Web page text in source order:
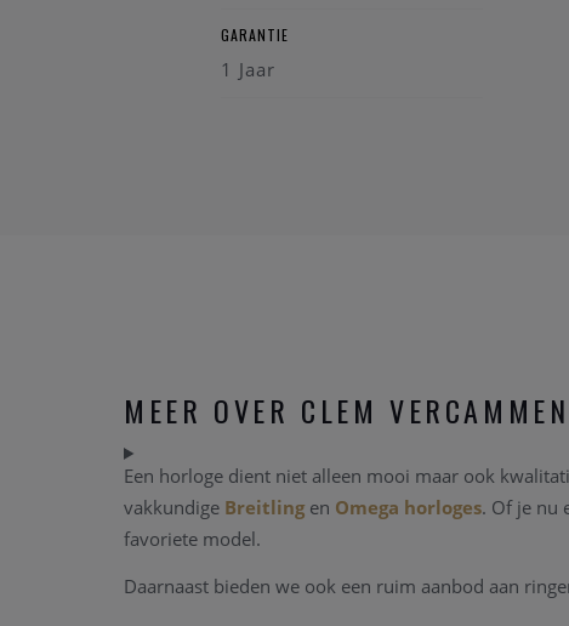
GARANTIE
1 Jaar
MEER OVER CLEM VERCAMMEN
Een horloge dient niet alleen mooi maar ook
vakkundige Breitling en Omega horloges. Of je nu
favoriete model.
Daarnaast bieden we ook een ruim aanbod aan